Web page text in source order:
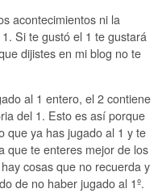
acontecimientos ni la
Si te gustó el 1 te gustará
dijistes en mi blog no te
al 1 entero, el 2 contiene
del 1. Esto es así porque
que ya has jugado al 1 y te
que te enteres mejor de los
cosas que no recuerda y
de no haber jugado al 1º.